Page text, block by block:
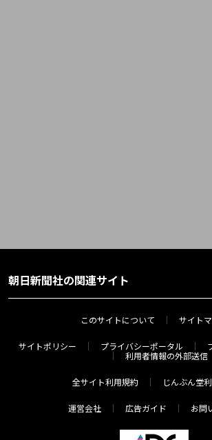
朝日新聞社の関連サイト
このサイトについて サイト
サイトポリシー プライバシーポータル
利用者情報の外部送信
全サイト利用規約 じんぶん堂
運営会社 広告ガイド お問